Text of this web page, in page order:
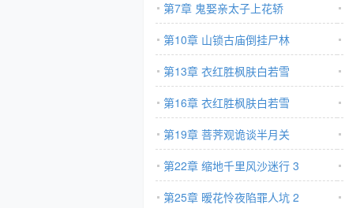
第7章 鬼娶亲太子上花轿
第10章 山锁古庙倒挂尸林
第13章 衣红胜枫肤白若雪
第16章 衣红胜枫肤白若雪
第19章 菩荠观诡谈半月关
第22章 缩地千里风沙迷行 3
第25章 暧花怜夜陷罪人坑 2